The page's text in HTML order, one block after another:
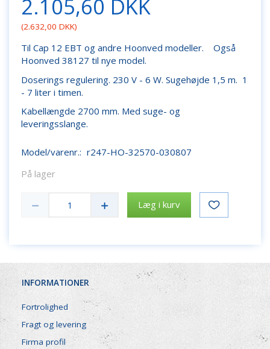
2.105,60 DKK
(2.632,00 DKK)
Til Cap 12 EBT og andre Hoonved modeller. Også
Hoonved 38127 til nye model.
Doserings regulering. 230 V - 6 W. Sugehøjde 1,5 m. 1
- 7 liter i timen.
Kabellængde 2700 mm. Med suge- og
leveringsslange.
Model/varenr.: r247-HO-32570-030807
På lager
Læg i kurv
INFORMATIONER
Fortrolighed
Fragt og levering
Firma profil